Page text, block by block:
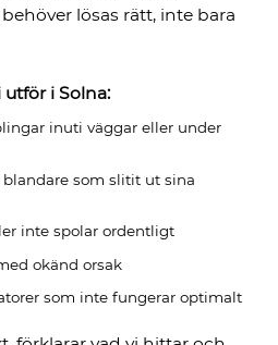
lösas rätt, inte bara
i Solna:
inuti väggar eller under
som slitit ut sina
inte spolar ordentligt
okänd orsak
som inte fungerar optimalt